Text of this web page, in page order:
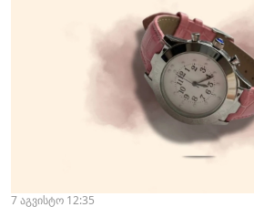
7 აგვისტო 12:35